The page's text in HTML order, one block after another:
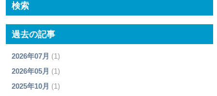
検索
過去の記事
2026年07月 (1)
2026年05月 (1)
2025年10月 (1)